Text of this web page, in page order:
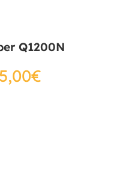
Q1200N
€